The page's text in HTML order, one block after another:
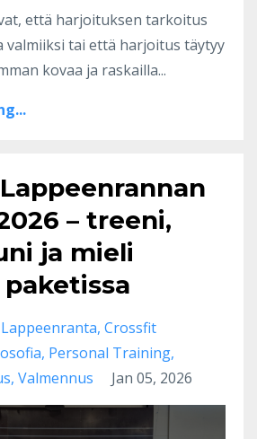
että harjoituksen tarkoitus
valmiiksi tai että harjoitus täytyy
kovaa ja raskailla...
– treeni,
ja mieli
paketissa
Crossfit
Personal Training
Valmennus Jan 05, 2026